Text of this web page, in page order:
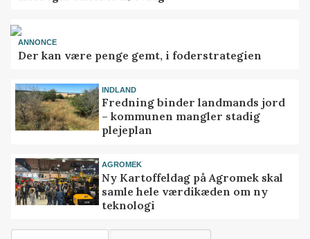
ANNONCE
Der kan være penge gemt, i foderstrategien
INDLAND
Fredning binder landmands jord
– kommunen mangler stadig
plejeplan
AGROMEK
Ny Kartoffeldag på Agromek skal
samle hele værdikæden om ny
teknologi